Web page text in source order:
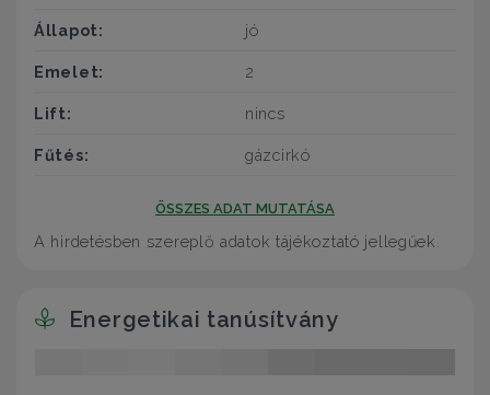
Állapot: jó
Emelet: 2
Lift: nincs
Fűtés: gázcirkó
ÖSSZES ADAT MUTATÁSA
A hirdetésben szereplő adatok tájékoztató jellegűek.
Energetikai tanúsítvány